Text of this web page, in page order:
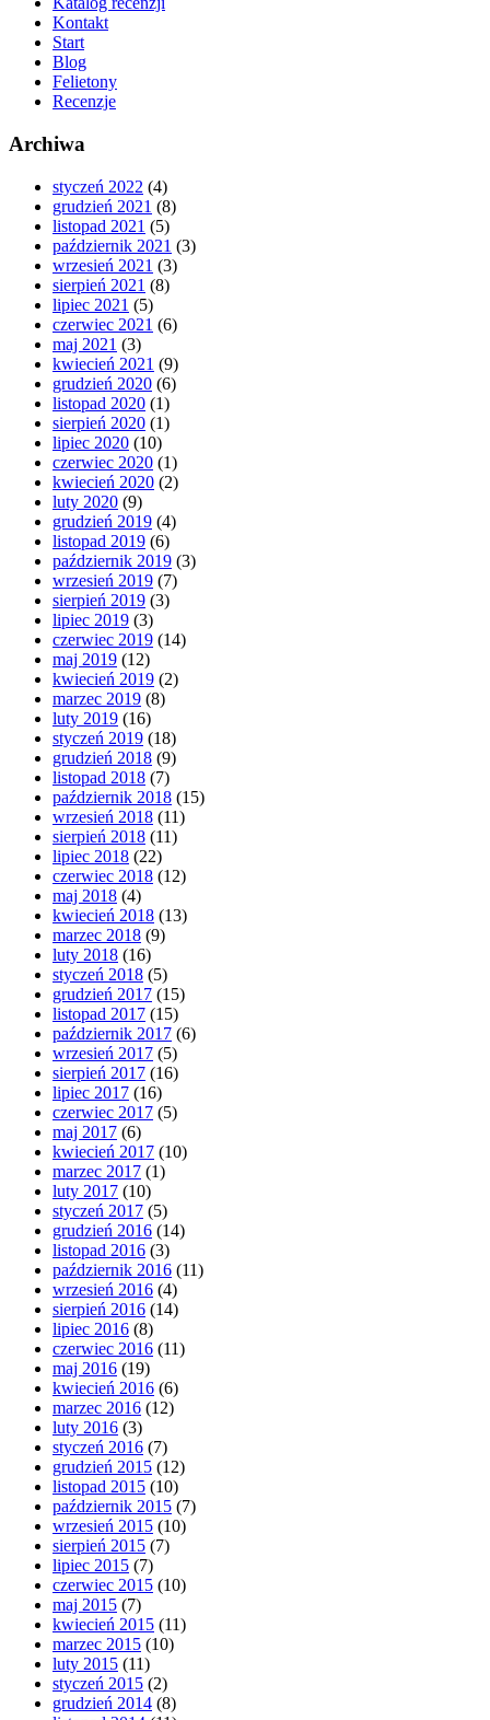
Kontakt
Start
Blog
Felietony
Recenzje
Archiwa
styczeń 2022 (4)
grudzień 2021 (8)
listopad 2021 (5)
październik 2021 (3)
wrzesień 2021 (3)
sierpień 2021 (8)
lipiec 2021 (5)
czerwiec 2021 (6)
maj 2021 (3)
kwiecień 2021 (9)
grudzień 2020 (6)
listopad 2020 (1)
sierpień 2020 (1)
lipiec 2020 (10)
czerwiec 2020 (1)
kwiecień 2020 (2)
luty 2020 (9)
grudzień 2019 (4)
listopad 2019 (6)
październik 2019 (3)
wrzesień 2019 (7)
sierpień 2019 (3)
lipiec 2019 (3)
czerwiec 2019 (14)
maj 2019 (12)
kwiecień 2019 (2)
marzec 2019 (8)
luty 2019 (16)
styczeń 2019 (18)
grudzień 2018 (9)
listopad 2018 (7)
październik 2018 (15)
wrzesień 2018 (11)
sierpień 2018 (11)
lipiec 2018 (22)
czerwiec 2018 (12)
maj 2018 (4)
kwiecień 2018 (13)
marzec 2018 (9)
luty 2018 (16)
styczeń 2018 (5)
grudzień 2017 (15)
listopad 2017 (15)
październik 2017 (6)
wrzesień 2017 (5)
sierpień 2017 (16)
lipiec 2017 (16)
czerwiec 2017 (5)
maj 2017 (6)
kwiecień 2017 (10)
marzec 2017 (1)
luty 2017 (10)
styczeń 2017 (5)
grudzień 2016 (14)
listopad 2016 (3)
październik 2016 (11)
wrzesień 2016 (4)
sierpień 2016 (14)
lipiec 2016 (8)
czerwiec 2016 (11)
maj 2016 (19)
kwiecień 2016 (6)
marzec 2016 (12)
luty 2016 (3)
styczeń 2016 (7)
grudzień 2015 (12)
listopad 2015 (10)
październik 2015 (7)
wrzesień 2015 (10)
sierpień 2015 (7)
lipiec 2015 (7)
czerwiec 2015 (10)
maj 2015 (7)
kwiecień 2015 (11)
marzec 2015 (10)
luty 2015 (11)
styczeń 2015 (2)
grudzień 2014 (8)